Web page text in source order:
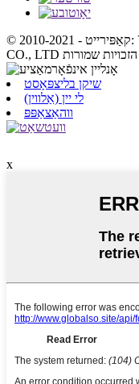
© קאַפּירייט - 2010-2021: YUEQING KEXUN ELECTRONICS
שיקן בליצפּאָסט
לי יין (אַלווין)
ווהאַצאַפּפּ
x